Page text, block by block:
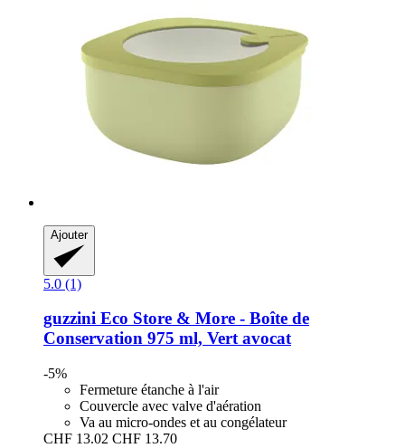
Ajouter
5.0 (1)
guzzini Eco Store & More -​ Boîte de
Conservation 975 ml, Vert avocat
-5%
Fermeture étanche à l'air
Couvercle avec valve d'aération
Va au micro-ondes et au congélateur
CHF 13.02 CHF 13.70